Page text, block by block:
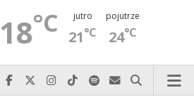
18°C jutro
21°C
pojutrze
24°C
Najlepiej po prostu do nas zadzwoń
Odwiedź nas na Facebook-u
Odwiedź nas na X
Odwiedź nas na Instagram-ie
Odwiedź nas na TikTok-u
Szukaj nas na Spotify
Wyślij do nas
Szukaj